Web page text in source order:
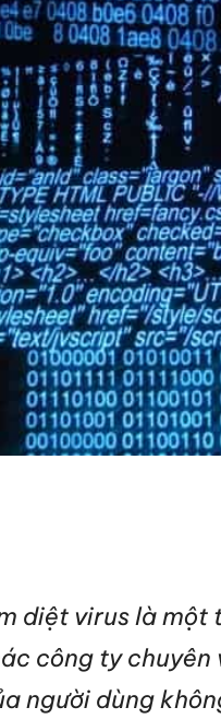
diệt virus là
công ty chuyên
người dùng